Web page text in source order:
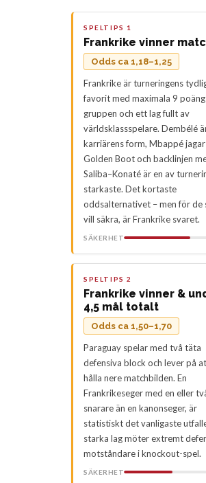
SPELTIPS 1
Frankrike vinner
Odds ca 1,18–1,25
Frankrike är turneringens
favorit med maximala 9
gruppen och ett lag fullt av
världsklassspelare. Dembélé
karriärens form, Mbappé jagar
Golden Boot och backlinjen
Saliba–Konaté är en av
starkaste. Det kortaste
oddsalternativet – men för de
vill säkra, är Frankrike svaret.
SÄKERHET
SPELTIPS 2
Frankrike vinner &
4,5 mål totalt
Odds ca 1,50–1,70
Paraguay spelar med två täta
defensiva block och lever på
hålla nere matchbilden. En
Frankrikeseger med en eller
snarare än en kanonseger, är
statistiskt det vanligaste
starka lag möter extremt
motståndare i knockout-spel.
SÄKERHET